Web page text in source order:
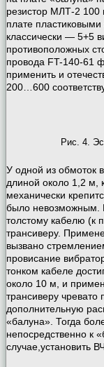
резистор МЛТ-2 100
плате
классически — 5+5
противоположных
провода FT-140-61
применить и
200…600
Рис. 4.
У одной из обмоток
длиной около 1,2 м,
механически
было невозможным.
толстому кабелю (к
трансиверу.
вызвано
провисание
тонком кабеле
около 10 м, и
трансиверу
дополнительную
«балуна». Тогда
непосредственно к
случае,установить